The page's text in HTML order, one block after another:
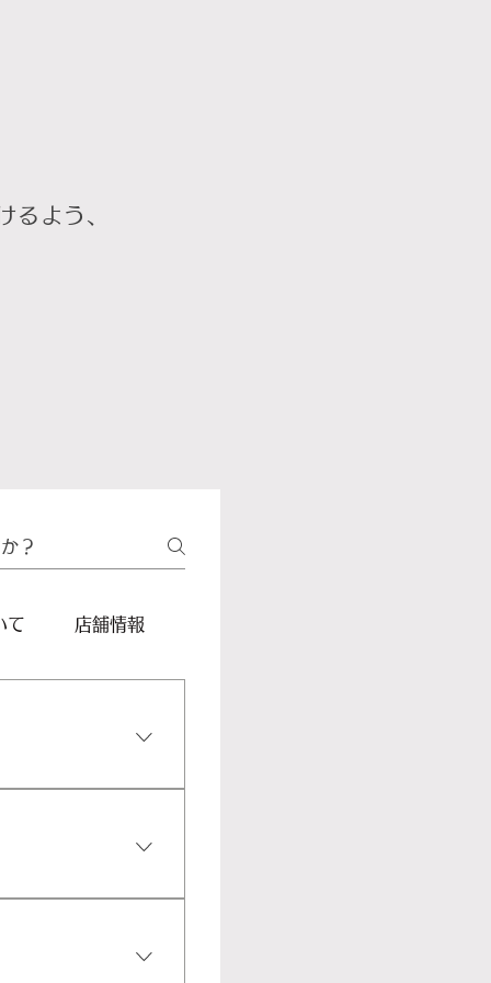
るよう、
て 店舗情報
テーブル席5名
意できる場合が
スムーズです。
ーブルの計14席
また、当日の